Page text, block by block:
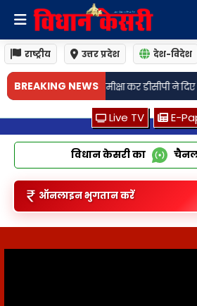
राष्ट्रीय उत्तर प्रदेश देश-विदेश
BREAKING NEWS
दिए आवश्यक निर्देश• लखनऊ: इटौंजा थाना
Live TV E-
विधान केसरी का
ऑनलाइन भुगतान करें